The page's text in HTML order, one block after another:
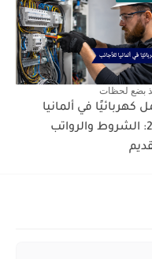
بضع لحظات
كهربائيًا في ألمانيا
2026: الشروط والرواتب